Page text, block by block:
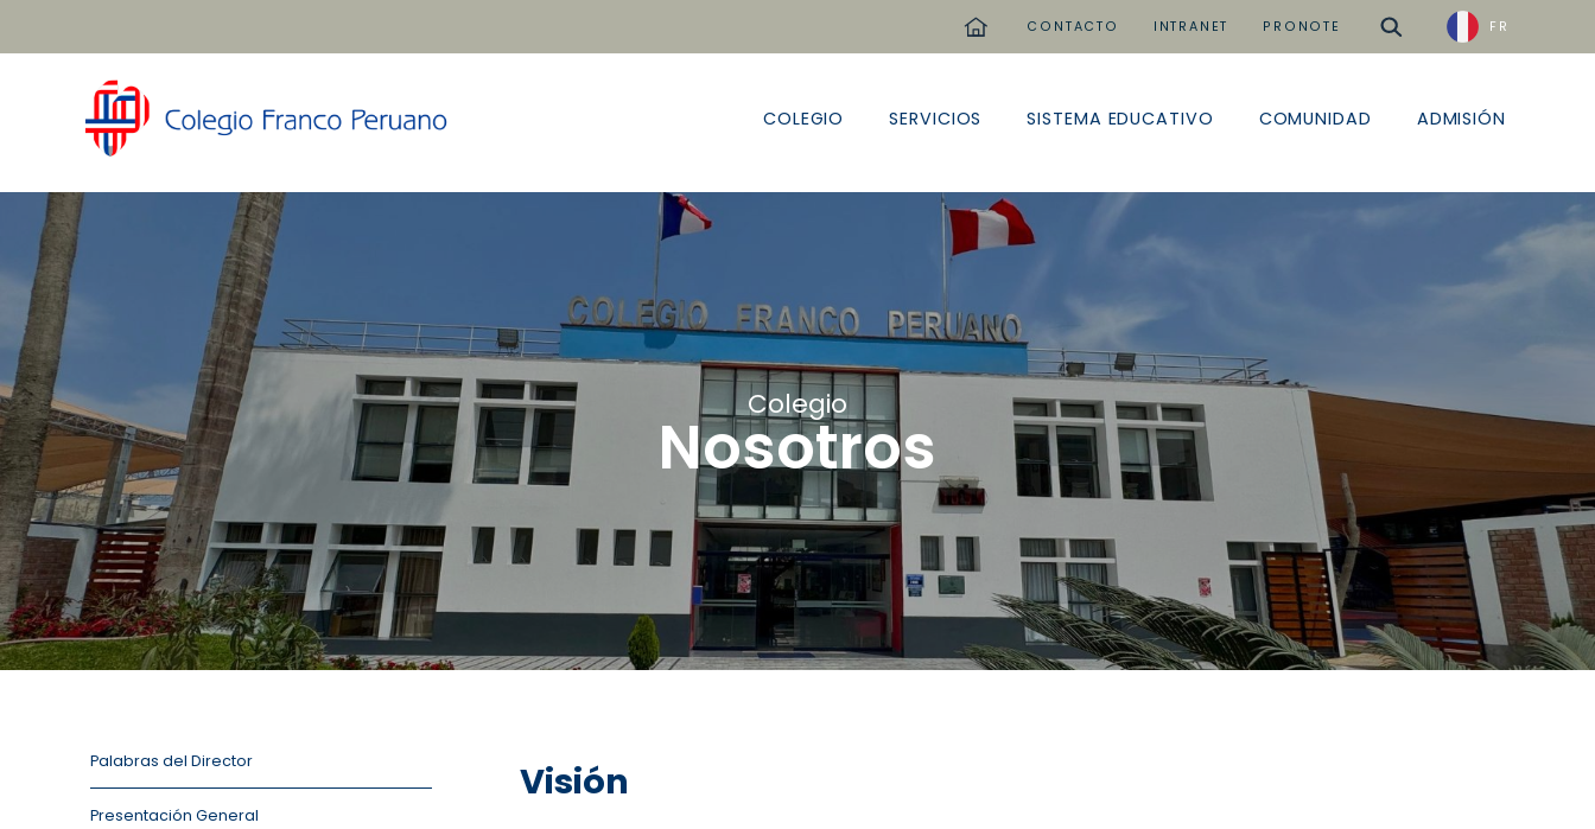
home CONTACTO INTRANET PRONOTE buscar
FR
COLEGIO SERVICIOS SISTEMA EDUCATIVO COMUNIDAD ADMISIÓN
Colegio
Nosotros
Palabras del Director
Presentación General
Visión